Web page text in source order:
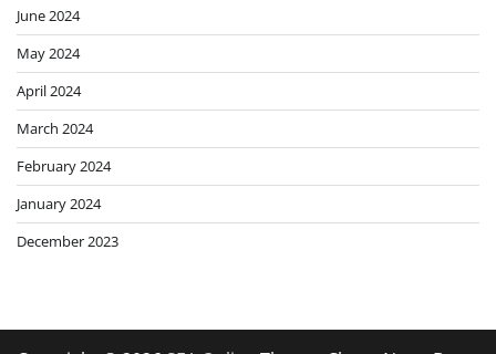
June 2024
May 2024
April 2024
March 2024
February 2024
January 2024
December 2023